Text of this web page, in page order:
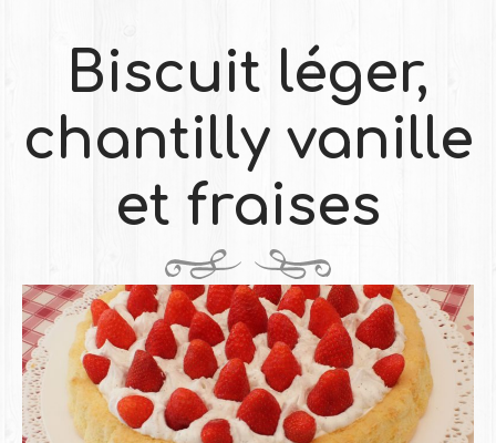
Biscuit léger,
chantilly vanille
et fraises